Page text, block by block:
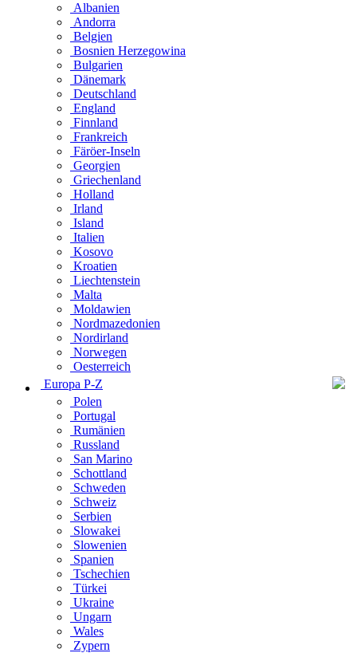
Albanien
Andorra
Belgien
Bosnien Herzegowina
Bulgarien
Dänemark
Deutschland
England
Finnland
Frankreich
Färöer-Inseln
Georgien
Griechenland
Holland
Irland
Island
Italien
Kosovo
Kroatien
Liechtenstein
Malta
Moldawien
Nordmazedonien
Nordirland
Norwegen
Oesterreich
Europa P-Z
Polen
Portugal
Rumänien
Russland
San Marino
Schottland
Schweden
Schweiz
Serbien
Slowakei
Slowenien
Spanien
Tschechien
Türkei
Ukraine
Ungarn
Wales
Zypern